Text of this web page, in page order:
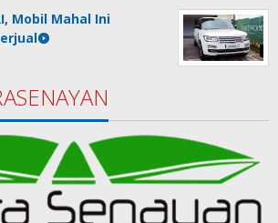
Mobil Mahal Ini